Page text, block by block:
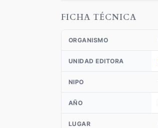
FICHA TÉCNICA
ORGANISMO
UNIDAD EDITORA
NIPO
AÑO
LUGAR